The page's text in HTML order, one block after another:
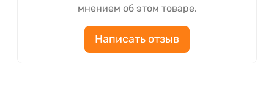
мнением об этом товаре.
Написать отзыв